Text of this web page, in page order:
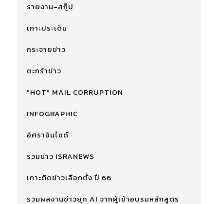
รายงาน-สกู๊ป
เกาะประเด็น
กระจายข่าว
ตะกร้าข่าว
"HOT" MAIL CORRUPTION
INFOGRAPHIC
อิศราอินไซด์
รวมข่าว ISRANEWS
เกาะติดข่าวเลือกตั้ง ปี 66
รวมผลงานข่าวยุค AI จากผู้เข้าอบรมหลักสูตร